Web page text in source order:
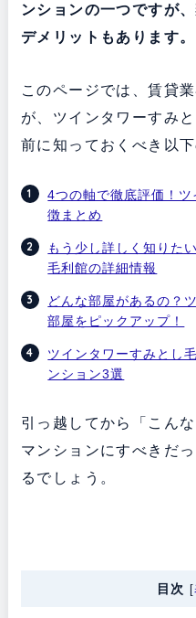
ンションの一つですが
デメリットもあります。
このページでは、賃貸
が、ツインタワーすみ
前に知っておくべき以
4つの軸で徹底評価！
徴まとめ
もう少し詳しく知りた
毛利館の詳細情報
どんな部屋があるの？
部屋をピックアップ！
ツインタワーすみとし
ンション3選
引っ越してから「こん
マンションにすべきだ
るでしょう。
目次 [